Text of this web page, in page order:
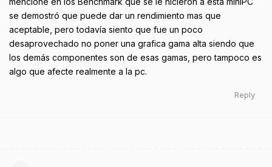
se demostró que puede dar un rendimiento mas que
aceptable, pero todavía siento que fue un poco
desaprovechado no poner una grafica gama alta siendo que
los demás componentes son de esas gamas, pero tampoco es
algo que afecte realmente a la pc.
Reply